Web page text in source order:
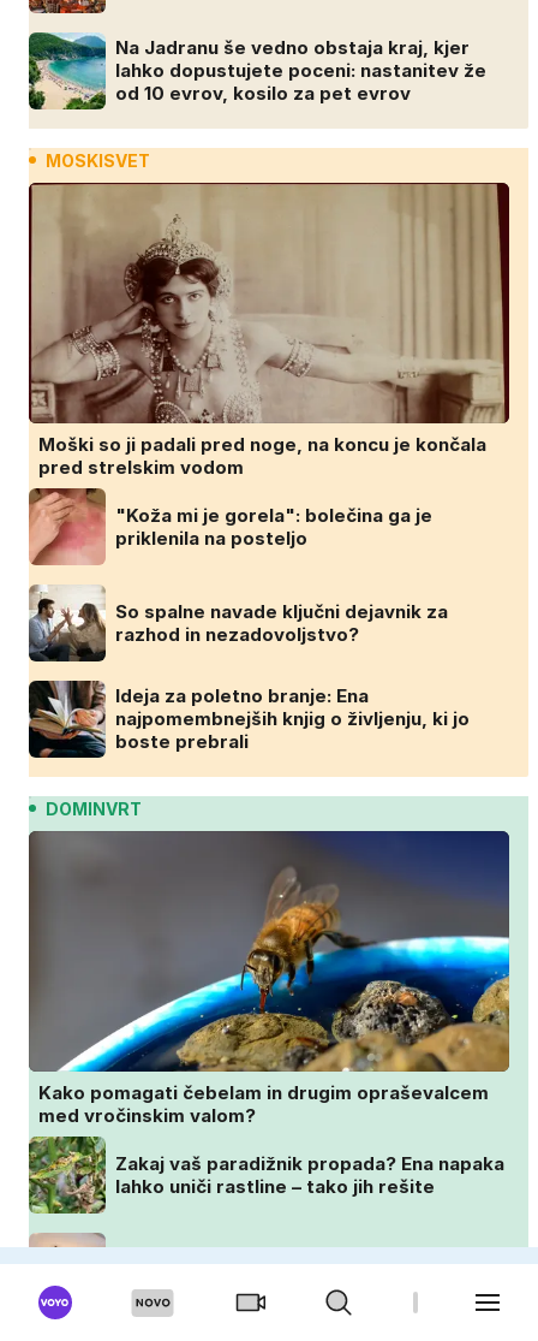
Na Jadranu še vedno obstaja kraj, kjer
lahko dopustujete poceni: nastanitev že
od 10 evrov, kosilo za pet evrov
MOSKISVET
Moški so ji padali pred noge, na koncu je končala
pred strelskim vodom
"Koža mi je gorela": bolečina ga je
priklenila na posteljo
So spalne navade ključni dejavnik za
razhod in nezadovoljstvo?
Ideja za poletno branje: Ena
najpomembnejših knjig o življenju, ki jo
boste prebrali
DOMINVRT
Kako pomagati čebelam in drugim opraševalcem
med vročinskim valom?
Zakaj vaš paradižnik propada? Ena napaka
lahko uniči rastline – tako jih rešite
Svetla ali temna tla? Kako izbrati popoln